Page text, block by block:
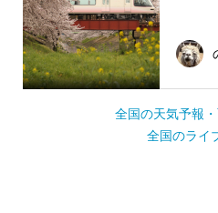
全国の天気予報
全国のライ